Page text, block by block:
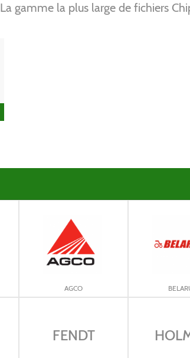
La gamme la plus large de fichiers
AGCO
FENDT